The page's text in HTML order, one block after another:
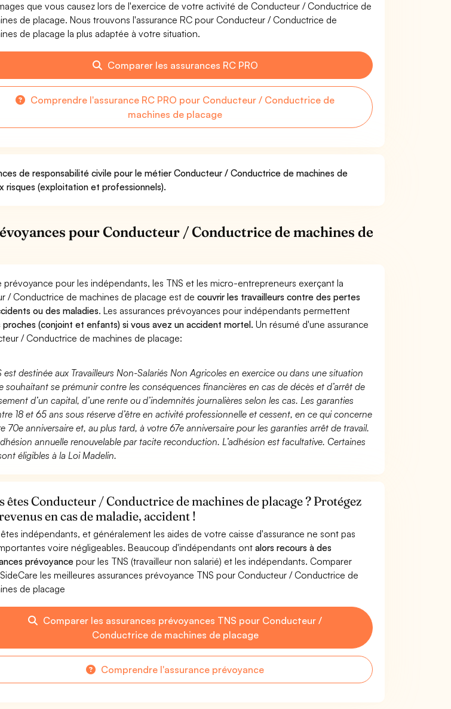
que vous causez lors de l'exercice de votre activité de Conducteur / Conductrice de
de placage. Nous trouvons l'assurance RC pour Conducteur / Conductrice de
de placage la plus adaptée à votre situation.
Comparer les assurances RC PRO
Comprendre l'assurance RC PRO pour Conducteur / Conductrice de
machines de placage
de responsabilité civile pour le métier Conducteur / Conductrice de machines de
risques (exploitation et professionnels).
pour Conducteur / Conductrice de machines de
prévoyance pour les indépendants, les TNS et les micro-entrepreneurs exerçant la
/ Conductrice de machines de placage est decouvrir les travailleurs contre des pertes
ou des maladies. Les assurances prévoyances pour indépendants permettent
proches (conjoint et enfants) si vous avez un accident mortel. Un résumé d'une assurance
/ Conductrice de machines de placage:
est destinée aux Travailleurs Non-Salariés Non Agricoles en exercice ou dans une situation
se prémunir contre les conséquences financières en cas de décès et d’arrêt de
d’un capital, d’une rente ou d’indemnités journalières selon les cas. Les garanties
18 et 65 ans sous réserve d’être en activité professionnelle et cessent, en ce qui concerne
70e anniversaire et, au plus tard, à votre 67e anniversaire pour les garanties arrêt de travail.
annuelle renouvelable par tacite reconduction. L’adhésion est facultative. Certaines
éligibles à la Loi Madelin.
êtes Conducteur / Conductrice de machines de placage ? Protégez
en cas de maladie, accident !
indépendants, et généralement les aides de votre caisse d'assurance ne sont pas
voire négligeables. Beaucoup d'indépendants ontalors recours à des
prévoyancepour les TNS (travailleur non salarié) et les indépendants. Comparer
les meilleures assurances prévoyance TNS pour Conducteur / Conductrice de
de placage
Comparer les assurances prévoyances TNS pour Conducteur /
Conductrice de machines de placage
Comprendre l'assurance prévoyance